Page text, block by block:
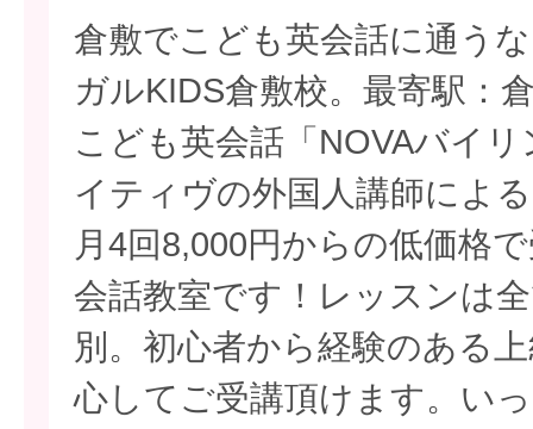
倉敷でこども英会話に通う
ガルKIDS倉敷校。最寄駅：
こども英会話「NOVAバイ
イティヴの外国人講師によ
月4回8,000円からの低価格
会話教室です！レッスンは
別。初心者から経験のある
心してご受講頂けます。い